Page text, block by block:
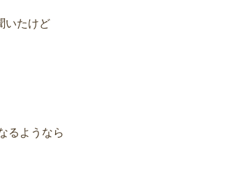
いたけど
るようなら